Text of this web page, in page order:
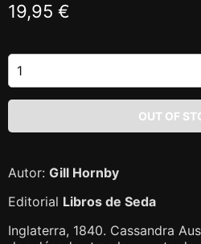
19,95 €
Autor: Gill Hornby
Editorial Libros de Seda
Inglaterra, 1840. Cassandra